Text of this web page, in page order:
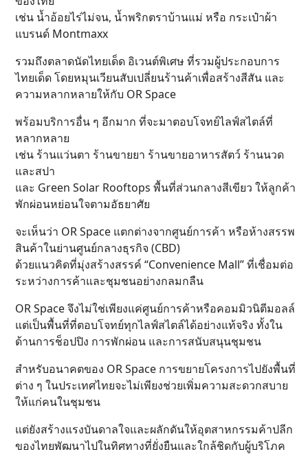
เช่น น้ำอ้อยไร่ไม่จน, น้ำพริกตราบ้านแม่ หรือ กระเป๋าผ้า
แบรนด์ Montmaxx
รวมถึงตลาดนัดไทยเด็ด อิเวนต์​พิเศษ ที่รวมผู้ประกอบการ
ไทยเด็ด โดยหมุนเวียนสับเปลี่ยนร้านค้าเพื่อสร้างสีสัน และ
ความหลากหลายให้กับ OR Space
พร้อมบริการอื่น ๆ อีกมาก ที่จะมาตอบโจทย์ไลฟ์สไตล์ที่
หลากหลาย
เช่น ร้านแว่นตา ร้านขายยา ร้านขายอาหารสัตว์ ร้านนวด
และสปา
และ Green Solar Rooftops พื้นที่ส่วนกลางสีเขียว ให้ลูกค้า
พักผ่อนหย่อนใจตามอัธยาศัย
จะเห็นว่า OR Space แตกต่างจากศูนย์การค้า หรือห้างสรรพ
สินค้าในย่านศูนย์กลางธุรกิจ (CBD)
ด้วยแนวคิดที่มุ่งสร้างสรรค์ “Convenience Mall” ที่เชื่อมต่อ
ระหว่างการค้าและชุมชนอย่างกลมกลืน
OR Space จึงไม่ใช่เพียงแค่ศูนย์การค้าหรือคอมมิวนิตีมอลล์
แต่เป็นพื้นที่ที่ตอบโจทย์ทุกไลฟ์สไตล์ได้อย่างแท้จริง ทั้งใน
ด้านการช็อปปิง การพักผ่อน และการสนับสนุนชุมชน
สำหรับอนาคตของ OR Space การขยายโครงการไปยังพื้นที่
ต่าง ๆ ในประเทศไทยจะไม่เพียงช่วยเพิ่มความสะดวกสบาย
ให้แก่คนในชุมชน
แต่ยังสร้างแรงบันดาลใจและผลักดันให้อุตสาหกรรมค้าปลีก
ของไทยพัฒนาไปในทิศทางที่ยั่งยืนและใกล้ชิดกับผู้บริโภค